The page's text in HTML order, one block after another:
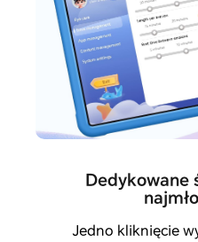
Dedykowane
Jedno kliknięcie